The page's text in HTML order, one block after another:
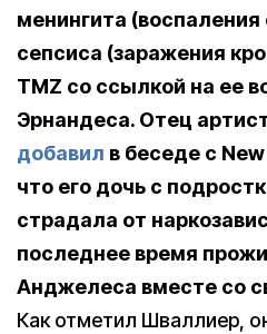
менингита (воспаления
сепсиса (заражения
TMZ со ссылкой на ее
Эрнандеса. Отец
добавил в беседе с
что его дочь с
страдала от
последнее время
Анджелеса вместе со
Как отметил Шваллиер,